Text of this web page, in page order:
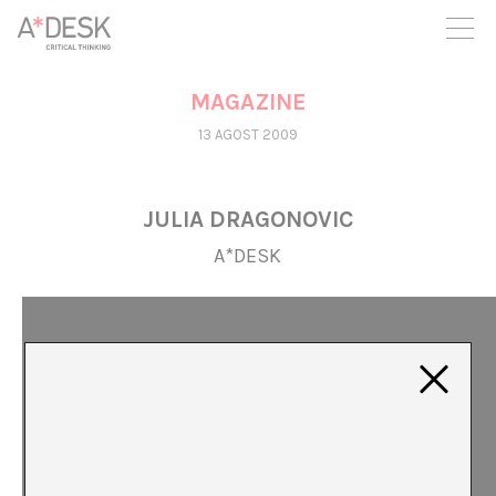
seguim necessitant-te per a poder seguir endavant. Ara pots
participar del projecte i recolzar-lo.
MAGAZINE
13 AGOST 2009
JULIA DRAGONOVIC
A*DESK